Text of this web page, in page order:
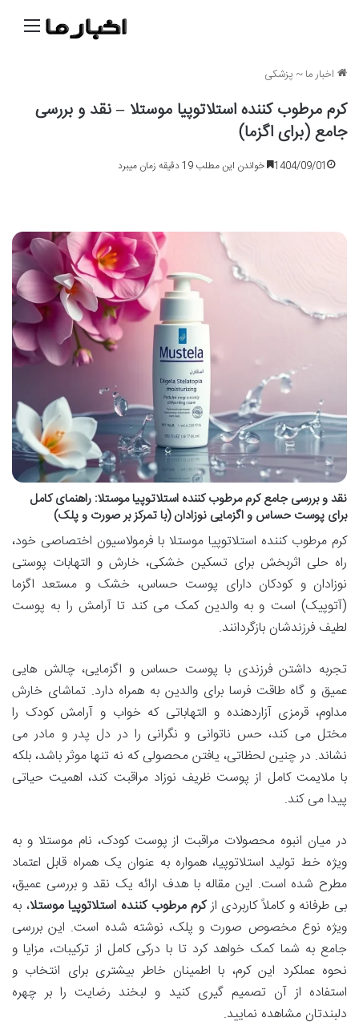
اخبار ما~ پزشکی
کرم مرطوب کننده استلاتوپیا موستلا – نقد و بررسی
جامع (برای اگزما)
1404/09/01 خواندن این مطلب 19 دقیقه زمان میبرد
نقد و بررسی جامع کرم مرطوب کننده استلاتوپیا موستلا: راهنمای کامل
برای پوست حساس و اگزمایی نوزادان (با تمرکز بر صورت و پلک)
کرم مرطوب کننده استلاتوپیا موستلا با فرمولاسیون اختصاصی خود،
راه حلی اثربخش برای تسکین خشکی، خارش و التهابات پوستی
نوزادان و کودکان دارای پوست حساس، خشک و مستعد اگزما
(آتوپیک) است و به والدین کمک می کند تا آرامش را به پوست
لطیف فرزندشان بازگردانند.
تجربه داشتن فرزندی با پوست حساس و اگزمایی، چالش هایی
عمیق و گاه طاقت فرسا برای والدین به همراه دارد. تماشای خارش
مداوم، قرمزی آزاردهنده و التهاباتی که خواب و آرامش کودک را
مختل می کند، حس ناتوانی و نگرانی را در دل پدر و مادر می
نشاند. در چنین لحظاتی، یافتن محصولی که نه تنها موثر باشد، بلکه
با ملایمت کامل از پوست ظریف نوزاد مراقبت کند، اهمیت حیاتی
پیدا می کند.
در میان انبوه محصولات مراقبت از پوست کودک، نام موستلا و به
ویژه خط تولید استلاتوپیا، همواره به عنوان یک همراه قابل اعتماد
مطرح شده است. این مقاله با هدف ارائه یک نقد و بررسی عمیق،
بی طرفانه و کاملاً کاربردی ازکرم مرطوب کننده استلاتوپیا موستلا، به
ویژه نوع مخصوص صورت و پلک، نوشته شده است. این بررسی
جامع به شما کمک خواهد کرد تا با درکی کامل از ترکیبات، مزایا و
نحوه عملکرد این کرم، با اطمینان خاطر بیشتری برای انتخاب و
استفاده از آن تصمیم گیری کنید و لبخند رضایت را بر چهره
دلبندتان مشاهده نمایید.